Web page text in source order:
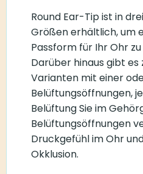
Round Ear-Tip ist in
Größen erhältlich, um
Passform für Ihr Ohr
Darüber hinaus gibt
Varianten mit einer
Belüftungsöffnungen,
Belüftung Sie im
Belüftungsöffnungen
Druckgefühl im Ohr
Okklusion.